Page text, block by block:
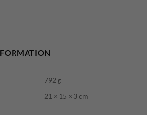
792 g
21 × 15 × 3 cm